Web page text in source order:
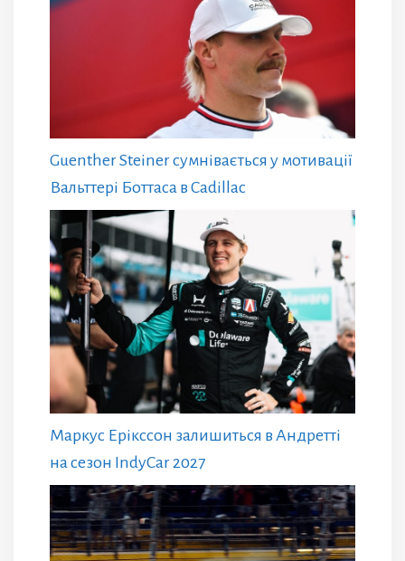
Guenther Steiner сумнівається у мотивації
Вальттері Боттаса в Cadillac
Маркус Ерікссон залишиться в Андретті
на сезон IndyCar 2027